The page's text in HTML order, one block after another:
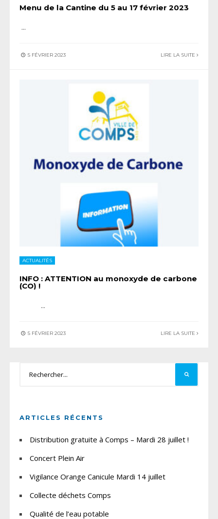
Menu de la Cantine du 5 au 17 février 2023
...
5 FÉVRIER 2023 LIRE LA SUITE
ACTUALITÉS
INFO : ATTENTION au monoxyde de carbone
(CO) !
...
5 FÉVRIER 2023 LIRE LA SUITE
ARTICLES RÉCENTS
Distribution gratuite à Comps – Mardi 28 juillet !
Concert Plein Air
Vigilance Orange Canicule Mardi 14 juillet
Collecte déchets Comps
Qualité de l’eau potable